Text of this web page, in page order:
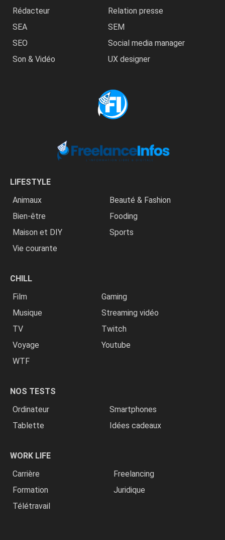
Rédacteur
Relation presse
SEA
SEM
SEO
Social media manager
Son & Vidéo
UX designer
LIFESTYLE
Animaux
Beauté & Fashion
Bien-être
Fooding
Maison et DIY
Sports
Vie courante
CHILL
Film
Gaming
Musique
Streaming vidéo
TV
Twitch
Voyage
Youtube
WTF
NOS TESTS
Ordinateur
Smartphones
Tablette
Idées cadeaux
WORK LIFE
Carrière
Freelancing
Formation
Juridique
Télétravail